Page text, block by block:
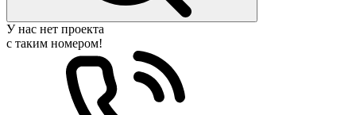
У нас нет проекта
с таким номером!